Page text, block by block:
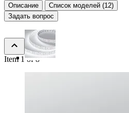
Описание
Список моделей (12)
Задать вопрос
Item 1 of 8